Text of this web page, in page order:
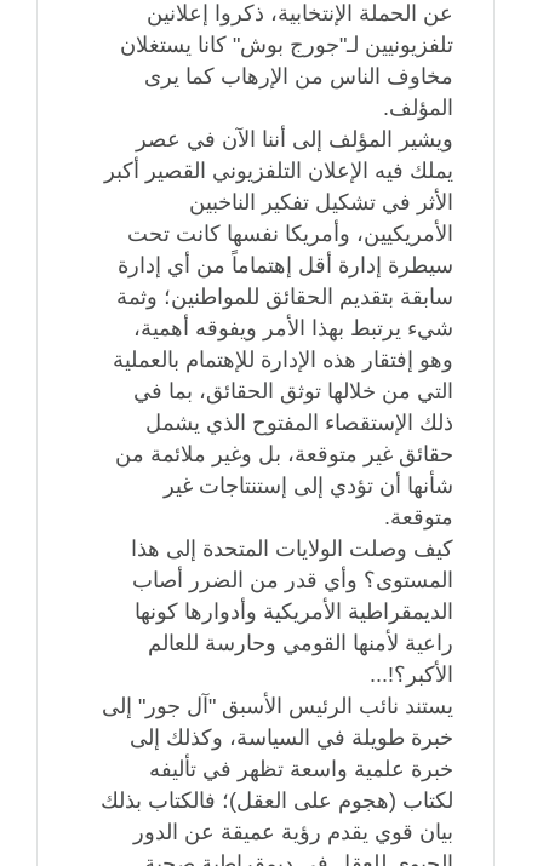
عن الحملة الإنتخابية، ذكروا إعلانين
تلفزيونيين لـ"جورج بوش" كانا يستغلان
مخاوف الناس من الإرهاب كما يرى
المؤلف.
ويشير المؤلف إلى أننا الآن في عصر
يملك فيه الإعلان التلفزيوني القصير أكبر
الأثر في تشكيل تفكير الناخبين
الأمريكيين، وأمريكا نفسها كانت تحت
سيطرة إدارة أقل إهتماماً من أي إدارة
سابقة بتقديم الحقائق للمواطنين؛ وثمة
شيء يرتبط بهذا الأمر ويفوقه أهمية،
وهو إفتقار هذه الإدارة للإهتمام بالعملية
التي من خلالها توثق الحقائق، بما في
ذلك الإستقصاء المفتوح الذي يشمل
حقائق غير متوقعة، بل وغير ملائمة من
شأنها أن تؤدي إلى إستنتاجات غير
متوقعة.
كيف وصلت الولايات المتحدة إلى هذا
المستوى؟ وأي قدر من الضرر أصاب
الديمقراطية الأمريكية وأدوارها كونها
راعية لأمنها القومي وحارسة للعالم
الأكبر؟!...
يستند نائب الرئيس الأسبق "آل جور" إلى
خبرة طويلة في السياسة، وكذلك إلى
خبرة علمية واسعة تظهر في تأليفه
لكتاب (هجوم على العقل)؛ فالكتاب بذلك
بيان قوي يقدم رؤية عميقة عن الدور